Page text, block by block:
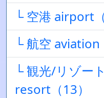
└ 空港 airport
└ 航空 aviation
└ 観光/リゾー
resort（13）